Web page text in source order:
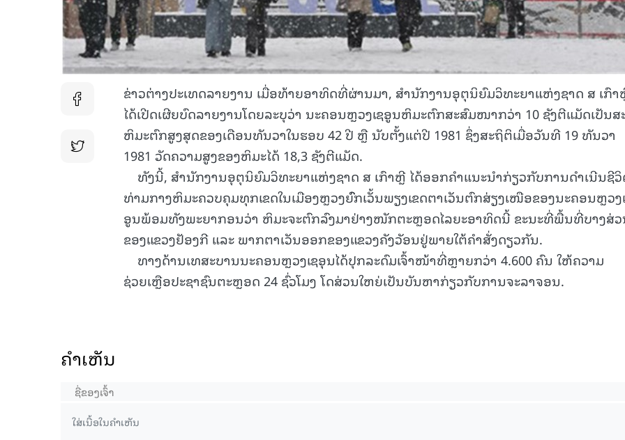
ຂ່າວຕ່າງປະເທດລາຍງານ ເມື່ອທ້າຍອາທິດທີ່ຜ່ານມາ, ສຳນັກງານອຸຕຸນິຍົມວິທະຍາແຫ່ງຊາດ ສ ເກົ
ໄດ້ເປີດເຜີຍບົດລາຍງານໂດຍລະບຸວ່າ ນະຄອນຫຼວງເຊອູນຫິມະຕົກສະສົມໜາກວ່າ 10 ຊັງຕີແມັດເປັນສ
ຫິມະຕົກສູງສຸດຂອງເດືອນທັນວາໃນຮອບ 42 ປີ ຫຼື ນັບຕັ້ງແຕ່ປີ 1981 ຊຶ່ງສະຖິຕິເມື່ອວັນທີ 19 ທັນວາ
1981 ວັດຄວາມສູງຂອງຫິມະໄດ້ 18,3 ຊັງຕີແມັດ.
ທັງນີ້, ສຳນັກງານອຸຕຸນິຍົມວິທະຍາແຫ່ງຊາດ ສ ເກົາຫຼີ ໄດ້ອອກຄຳແນະນຳກ່ຽວກັບການດຳເນີນຊີ
ທ່າມກາງຫິມະຄວບຄຸມທຸກເຂດໃນເມືອງຫຼວງຍົົກເວັ້ນພຽງເຂດຕາເວັນຕົກສ່ຽງເໜືອຂອງນະຄອນຫຼວງ
ອູນພ້ອມທັງພະຍາກອນວ່າ ຫິມະຈະຕົກລົງມາຢ່າງໜັກຕະຫຼອດໄລຍະອາທິດນີ້ ຂະນະທີ່ພື້ນທີ່ບາງສ່
ຂອງແຂວງຢັອງກີ ແລະ ພາກຕາເວັນອອກຂອງແຂວງຄັງວັອນຢູ່ພາຍໃຕ້ຄຳສັ່ງດຽວກັນ.
ທາງດ້ານເທສະບານນະຄອນຫຼວງເຊອຸນໄດ້ປຸກລະດົມເຈົ້າໜ້າທີ່ຫຼາຍກວ່າ 4.600 ຄົນ ໃຫ້ຄວາມ
ຊ່ວຍເຫຼືອປະຊາຊົນຕະຫຼອດ 24 ຊົ່ວໂມງ ໂດສ່ວນໃຫຍ່ເປັນບັນຫາກ່ຽວກັບການຈະລາຈອນ.
ຄໍາເຫັນ